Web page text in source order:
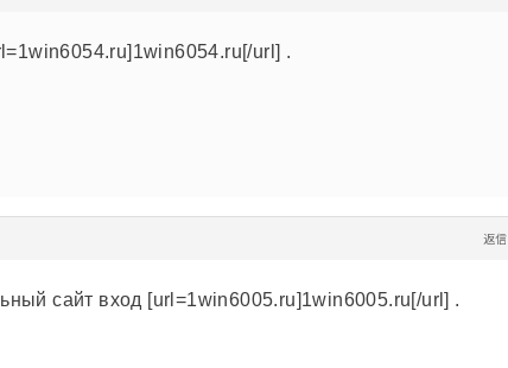
url] .
返信
сайт вход [url=1win6005.ru]1win6005.ru[/url] .